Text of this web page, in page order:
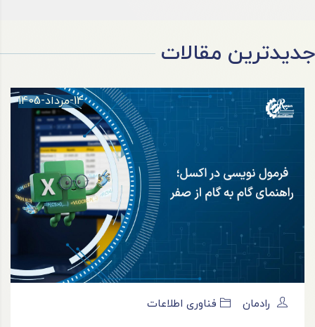
جدیدترین مقالات
14-مرداد-1405
رادمان فناوری اطلاعات